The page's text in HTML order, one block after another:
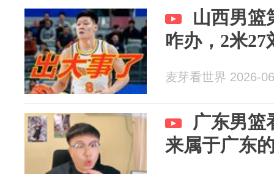
山西男篮
咋办，2米27
麦芽看世界 2026-
广东男篮
来属于广东